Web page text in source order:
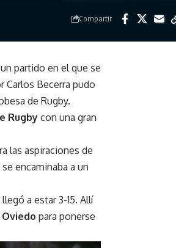
Compartir
partido en el que se
Becerra pudo
de Rugby.
Rugbycon una gran
las aspiraciones de
encaminaba a un
a estar 3-15. Allí
para ponerse